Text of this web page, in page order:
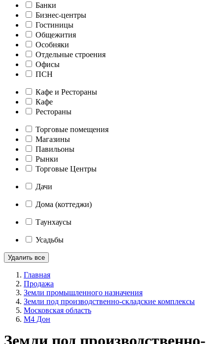
Банки
Бизнес-центры
Гостиницы
Общежития
Особняки
Отдельные строения
Офисы
ПСН
Кафе и Рестораны
Кафе
Рестораны
Торговые помещения
Магазины
Павильоны
Рынки
Торговые Центры
Дачи
Дома (коттеджи)
Таунхаусы
Усадьбы
Удалить все
Главная
Продажа
Земли промышленного назначения
Земли под производственно-складские комплексы
Московская область
М4 Дон
Земли под производственно-